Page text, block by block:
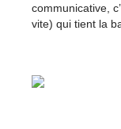
communicative,
vite) qui tient la